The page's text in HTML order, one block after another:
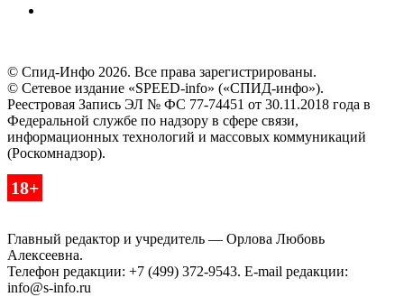
© Спид-Инфо 2026. Все права зарегистрированы.
© Сетевое издание «SPEED-info» («СПИД-инфо»).
Реестровая Запись ЭЛ № ФС 77-74451 от 30.11.2018 года в
Федеральной службе по надзору в сфере связи,
информационных технологий и массовых коммуникаций
(Роскомнадзор).
18+
Главный редактор и учредитель — Орлова Любовь
Алексеевна.
Телефон редакции: +7 (499) 372-9543. E-mail редакции:
info@s-info.ru